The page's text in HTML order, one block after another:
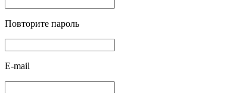
Повторите пароль
E-mail